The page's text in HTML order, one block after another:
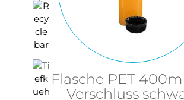
Flasche PET
Verschluss